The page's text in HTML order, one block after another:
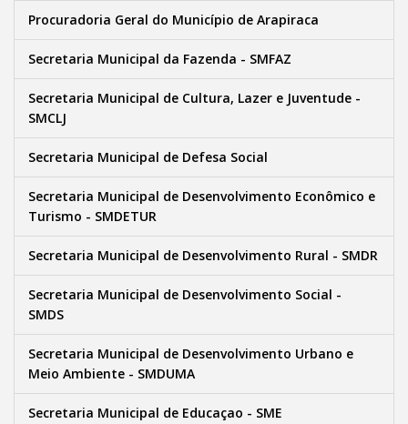
Procuradoria Geral do Município de Arapiraca
Secretaria Municipal da Fazenda - SMFAZ
Secretaria Municipal de Cultura, Lazer e Juventude -
SMCLJ
Secretaria Municipal de Defesa Social
Secretaria Municipal de Desenvolvimento Econômico e
Turismo - SMDETUR
Secretaria Municipal de Desenvolvimento Rural - SMDR
Secretaria Municipal de Desenvolvimento Social -
SMDS
Secretaria Municipal de Desenvolvimento Urbano e
Meio Ambiente - SMDUMA
Secretaria Municipal de Educaçao - SME